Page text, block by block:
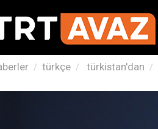
türkçe türkistan'dan